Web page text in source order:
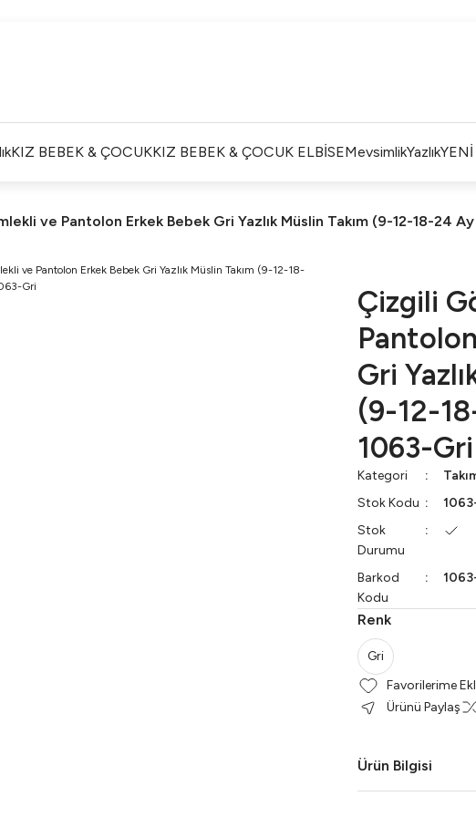
Toptandır !. Minumum 20 Seridir !. Toptan
KIZ BEBEK & ÇOCUKKIZ BEBEK & ÇOCUK ELBİSEMevsimlikYazlık
ve Pantolon Erkek Bebek Gri Yazlık Müslin Takım (9-12-18-24
Çizgili
Gri
(9-12-
1063-Gri
Kategori
Stok Kodu
Stok
Durumu
Barkod
Kodu
Renk
Gri
Ürünü Paylaş
Ürün Bilgisi